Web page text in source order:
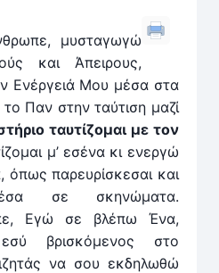
μυσταγωγώ
και Άπειρους,
Ενέργειά Μου μέσα στα
Παν στην ταύτιση μαζί
ταυτίζομαι με τον
μ’ εσένα κι ενεργώ
όπως παρευρίσκεσαι και
σε σκηνώματα.
Εγώ σε βλέπω Ένα,
βρισκόμενος στο
να σου εκδηλωθώ